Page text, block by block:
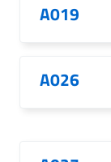
A019
A026